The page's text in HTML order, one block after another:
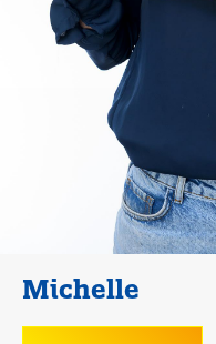
Michelle